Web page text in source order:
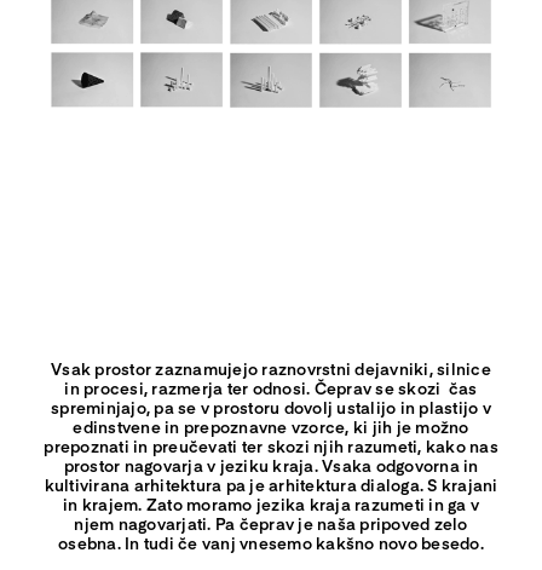
Vsak prostor zaznamujejo raznovrstni dejavniki, silnice
in procesi, razmerja ter odnosi. Čeprav se skozi čas
spreminjajo, pa se v prostoru dovolj ustalijo in plastijo v
edinstvene in prepoznavne vzorce, ki jih je možno
prepoznati in preučevati ter skozi njih razumeti, kako nas
prostor nagovarja v jeziku kraja. Vsaka odgovorna in
kultivirana arhitektura pa je arhitektura dialoga. S krajani
in krajem. Zato moramo jezika kraja razumeti in ga v
njem nagovarjati. Pa čeprav je naša pripoved zelo
osebna. In tudi če vanj vnesemo kakšno novo besedo.